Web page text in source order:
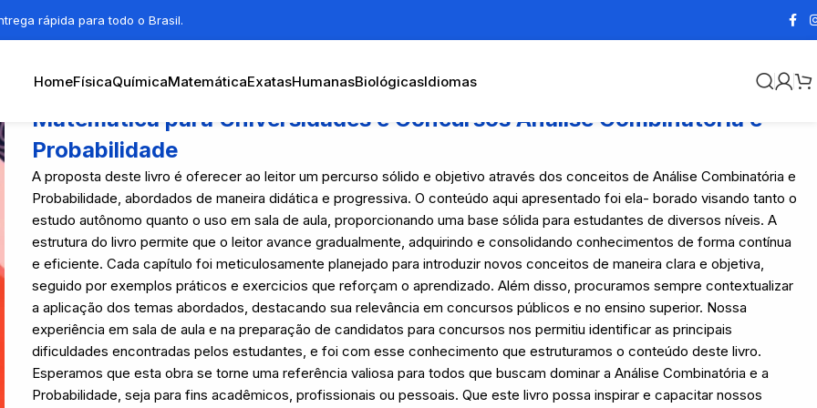
rápida para todo o Brasil.
HomeFísicaQuímicaMatemáticaExatasHumanasBiológicasIdiomas
Matemática para Universidades e Concursos Análise Combinatória e
Probabilidade
A proposta deste livro é oferecer ao leitor um percurso sólido e objetivo através dos conceitos de Análise Combinatória e
Probabilidade, abordados de maneira didática e progressiva. O conteúdo aqui apresentado foi ela- borado visando tanto o
estudo autônomo quanto o uso em sala de aula, proporcionando uma base sólida para estudantes de diversos níveis. A
estrutura do livro permite que o leitor avance gradualmente, adquirindo e consolidando conhecimentos de forma contínua
e eficiente. Cada capítulo foi meticulosamente planejado para introduzir novos conceitos de maneira clara e objetiva,
seguido por exemplos práticos e exercicios que reforçam o aprendizado. Além disso, procuramos sempre contextualizar
a aplicação dos temas abordados, destacando sua relevância em concursos públicos e no ensino superior. Nossa
experiência em sala de aula e na preparação de candidatos para concursos nos permitiu identificar as principais
dificuldades encontradas pelos estudantes, e foi com esse conhecimento que estruturamos o conteúdo deste livro.
Esperamos que esta obra se torne uma referência valiosa para todos que buscam dominar a Análise Combinatória e a
Probabilidade, seja para fins acadêmicos, profissionais ou pessoais. Que este livro possa inspirar e capacitar nossos